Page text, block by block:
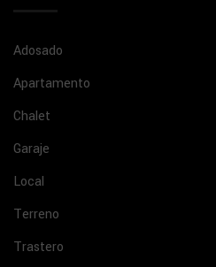
Adosado
Apartamento
Chalet
Garaje
Local
Terreno
Trastero